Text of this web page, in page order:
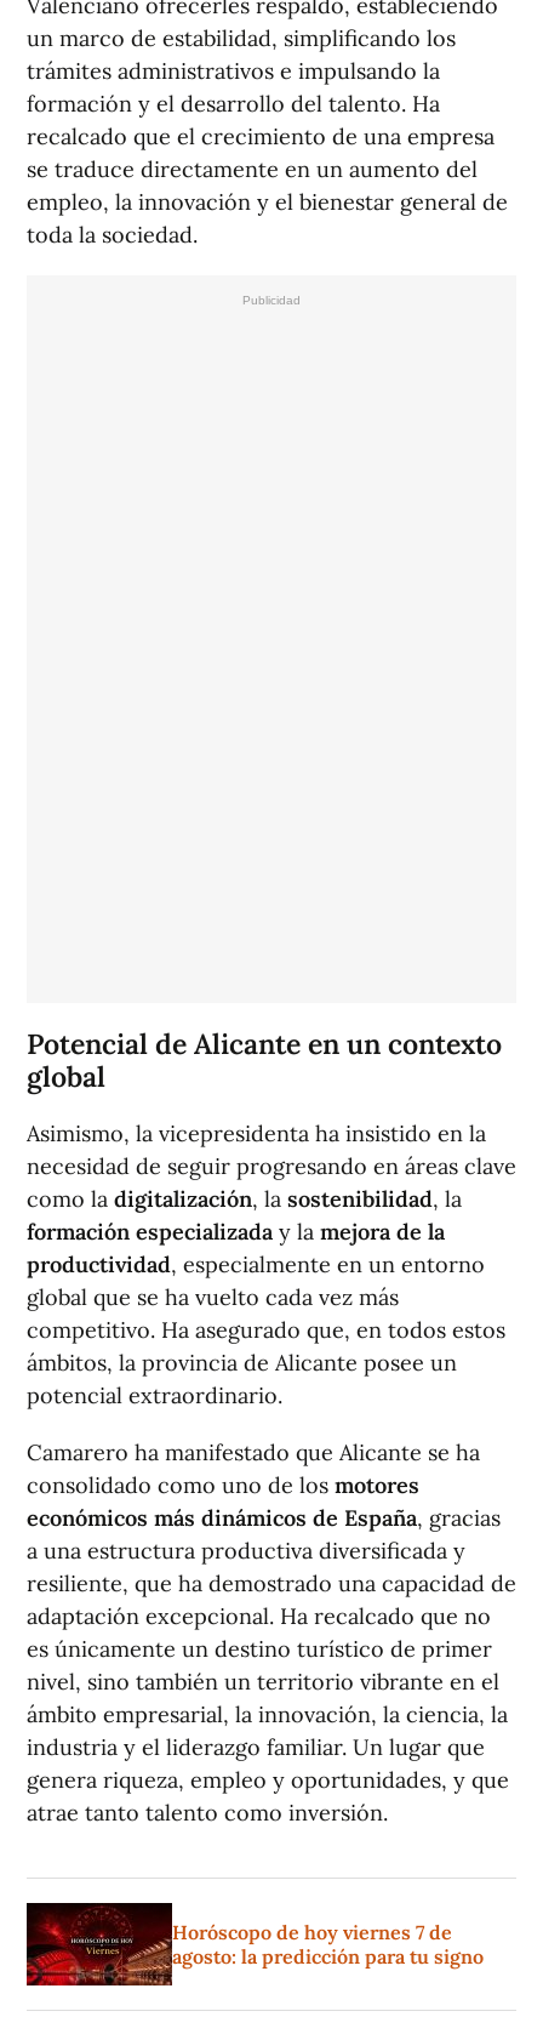
un marco de estabilidad, simplificando los
trámites administrativos e impulsando la
formación y el desarrollo del talento. Ha
recalcado que el crecimiento de una empresa
se traduce directamente en un aumento del
empleo, la innovación y el bienestar general de
toda la sociedad.
Potencial de Alicante en un contexto
global
Asimismo, la vicepresidenta ha insistido en la
necesidad de seguir progresando en áreas clave
como la digitalización, la sostenibilidad, la
formación especializada y la mejora de la
productividad, especialmente en un entorno
global que se ha vuelto cada vez más
competitivo. Ha asegurado que, en todos estos
ámbitos, la provincia de Alicante posee un
potencial extraordinario.
Camarero ha manifestado que Alicante se ha
consolidado como uno de los motores
económicos más dinámicos de España, gracias
a una estructura productiva diversificada y
resiliente, que ha demostrado una capacidad de
adaptación excepcional. Ha recalcado que no
es únicamente un destino turístico de primer
nivel, sino también un territorio vibrante en el
ámbito empresarial, la innovación, la ciencia, la
industria y el liderazgo familiar. Un lugar que
genera riqueza, empleo y oportunidades, y que
atrae tanto talento como inversión.
Horóscopo de hoy viernes 7 de
agosto: la predicción para tu signo